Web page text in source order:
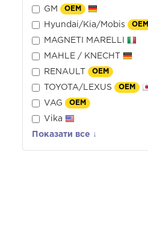
GM OEM
Hyundai/Kia/Mobis OEM
MAGNETI MARELLI
MAHLE / KNECHT
RENAULT OEM
TOYOTA/LEXUS OEM
VAG OEM
Vika
Показати все ↓